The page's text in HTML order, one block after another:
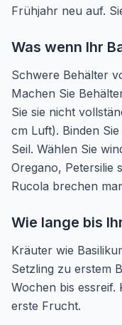
Frühjahr neu auf.
Was wenn Ihr
Schwere Behälter
Machen Sie
Sie sie nicht
cm Luft). Binden
Seil. Wählen Sie
Oregano, Petersilie
Rucola brechen
Wie lange bis
Kräuter wie
Setzling zu erstem
Wochen bis essreif.
erste Frucht.